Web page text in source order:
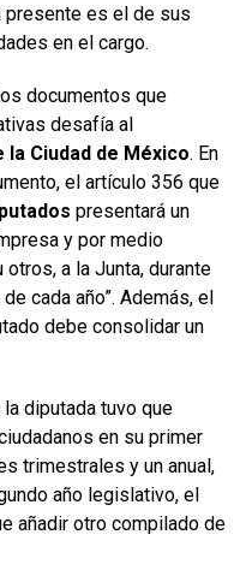
presente es el de sus
en el cargo.
documentos que
desafía al
Ciudad de México. En
el artículo 356 que
presentará un
y por medio
a la Junta, durante
cada año”. Además, el
debe consolidar un
diputada tuvo que
en su primer
trimestrales y un anual,
año legislativo, el
añadir otro compilado de